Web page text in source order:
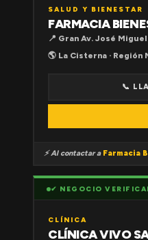
SALUD Y BIENESTAR
FARMACIA
📍 Gran Av. José
🌎 La Cisterna ·
📞
⚡ Al contactar a Farmacia
✔ NEGOCIO
CLÍNICA
CLÍNICA VIVO